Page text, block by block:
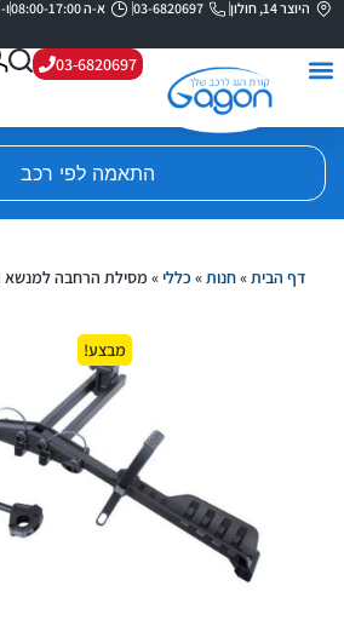
היוצר 14, חולון 03-6820697 א-ה 08:00-17:00 ו- 08:00-13:00
03-6820697
התאמה לפי רכב
דף הבית»חנות» כללי» מסילת הרחבה למנשא BuzzRack E-SCORPION
מבצע!